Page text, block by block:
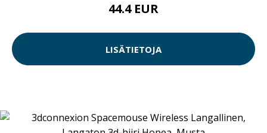
44.4 EUR
LISÄTIETOJA